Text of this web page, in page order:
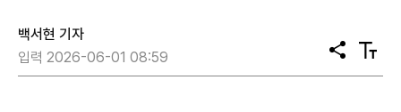
백서현 기자
입력 2026-06-01 08:59
공
유
텍
스